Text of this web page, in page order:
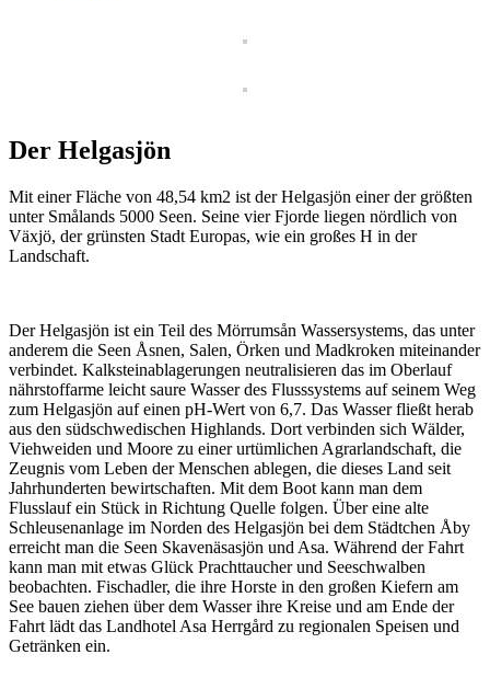
Der Helgasjön
Mit einer Fläche von 48,54 km2 ist der Helgasjön einer der größten
unter Smålands 5000 Seen. Seine vier Fjorde liegen nördlich von
Växjö, der grünsten Stadt Europas, wie ein großes H in der
Landschaft.
Der Helgasjön ist ein Teil des Mörrumsån Wassersystems, das unter
anderem die Seen Åsnen, Salen, Örken und Madkroken miteinander
verbindet. Kalksteinablagerungen neutralisieren das im Oberlauf
nährstoffarme leicht saure Wasser des Flusssystems auf seinem Weg
zum Helgasjön auf einen pH-Wert von 6,7. Das Wasser fließt herab
aus den südschwedischen Highlands. Dort verbinden sich Wälder,
Viehweiden und Moore zu einer urtümlichen Agrarlandschaft, die
Zeugnis vom Leben der Menschen ablegen, die dieses Land seit
Jahrhunderten bewirtschaften. Mit dem Boot kann man dem
Flusslauf ein Stück in Richtung Quelle folgen. Über eine alte
Schleusenanlage im Norden des Helgasjön bei dem Städtchen Åby
erreicht man die Seen Skavenäsasjön und Asa. Während der Fahrt
kann man mit etwas Glück Prachttaucher und Seeschwalben
beobachten. Fischadler, die ihre Horste in den großen Kiefern am
See bauen ziehen über dem Wasser ihre Kreise und am Ende der
Fahrt lädt das Landhotel Asa Herrgård zu regionalen Speisen und
Getränken ein.